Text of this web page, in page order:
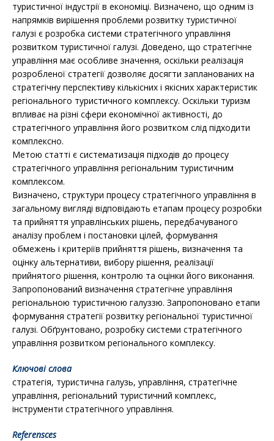
туристичної індустрії в економіці. Визначено, що одним із
напрямків вирішення проблеми розвитку туристичної
галузі є розробка системи стратегічного управління
розвитком туристичної галузі. Доведено, що стратегічне
управління має особливе значення, оскільки реалізація
розробленої стратегії дозволяє досягти запланованих на
стратегічну перспективу кількісних і якісних характеристик
регіонального туристичного комплексу. Оскільки туризм
впливає на різні сфери економічної активності, до
стратегічного управління його розвитком слід підходити
комплексно.
Метою статті є систематизація підходів до процесу
стратегічного управління регіональним туристичним
комплексом.
Визначено, структури процесу стратегічного управління в
загальному вигляді відповідають етапам процесу розробки
та прийняття управлінських рішень, передбачуваного
аналізу проблем і постановки цілей, формування
обмежень і критеріїв прийняття рішень, визначення та
оцінку альтернативи, вибору рішення, реалізації
прийнятого рішення, контролю та оцінки його виконання.
Запропонований визначення стратегічне управління
регіональною туристичною галуззю. Запропоновано етапи
формування стратегії розвитку регіональної туристичної
галузі. Обґрунтовано, розробку системи стратегічного
управління розвитком регіонального комплексу.
Ключові слова
стратегія, туристична галузь, управління, стратегічне
управління, регіональний туристичний комплекс,
інструменти стратегічного управління.
Referensces